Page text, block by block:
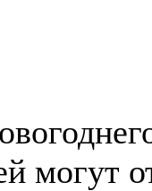
могут